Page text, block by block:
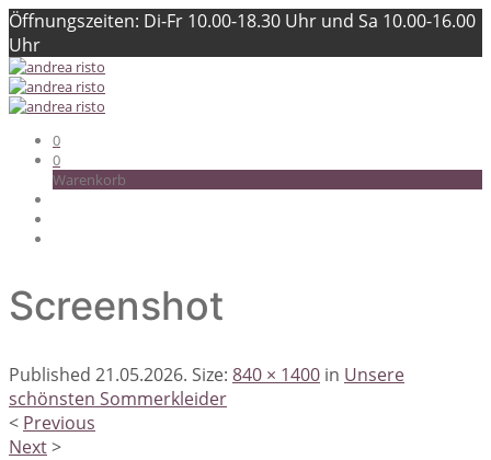
Öffnungszeiten: Di-Fr 10.00-18.30 Uhr und Sa 10.00-16.00
Uhr
0
0
Warenkorb
Screenshot
Published 21.05.2026. Size: 840 × 1400 in Unsere
schönsten Sommerkleider
< Previous
Next>